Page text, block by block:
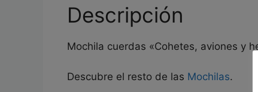
Descripción
Mochila cuerdas «Cohetes, aviones y
Descubre el resto de las Mochilas.